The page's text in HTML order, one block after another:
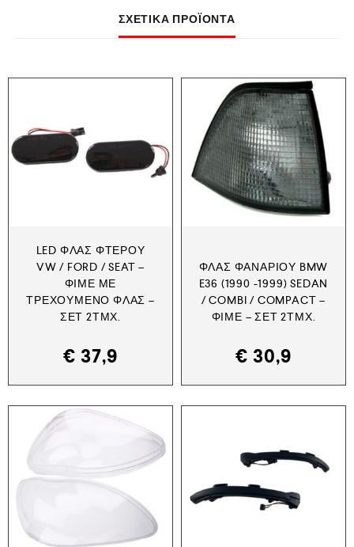
ΣΧΕΤΙΚΆ ΠΡΟΪΌΝΤΑ
LED ΦΛΑΣ ΦΤΕΡΟΎ
VW / FORD / SEAT –
ΦΙΜΈ ΜΕ
ΤΡΕΧΟΎΜΕΝΟ ΦΛΑΣ –
ΣΕΤ 2ΤΜΧ.
€ 37,9
ΦΛΑΣ ΦΑΝΑΡΙΟΎ BMW
E36 (1990 -1999) SEDAN
/ COMBI / COMPACT –
ΦΙΜΈ – ΣΕΤ 2ΤΜΧ.
€ 30,9